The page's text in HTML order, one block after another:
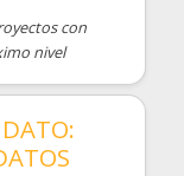
con
nivel